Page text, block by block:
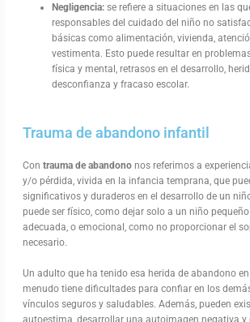
Negligencia:se refiere a situaciones en las
responsables del cuidado del niño no
básicas como alimentación, vivienda,
vestimenta. Esto puede resultar en
física y mental, retrasos en el desarrollo,
desconfianza y fracaso escolar.
Trauma de abandono infantil
Contrauma de abandono nos referimos a
y/o pérdida, vivida en la infancia temprana, que
significativos y duraderos en el desarrollo de un
puede ser físico, como dejar solo a un niño
adecuada, o emocional, como no proporcionar el
necesario.
Un adulto que ha tenido esa herida de abandono
menudo tiene dificultades para confiar en los
vínculos seguros y saludables. Además, pueden
autoestima, desarrollar una autoimagen negativa y